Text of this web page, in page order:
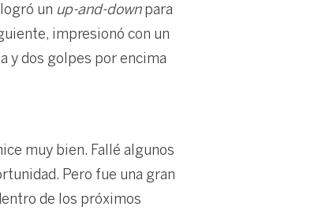
un up-and-downpara
impresionó con un
y dos golpes por encima
muy bien. Fallé algunos
Pero fue una gran
de los próximos